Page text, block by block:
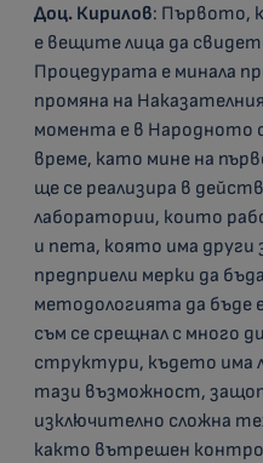
Доц. Кирилов: Първото,
е вещите лица да
Процедурата е минала
промяна на
момента е в Народното
време, като мине на
ще се реализира в
лаборатории, които
и пета, която има други
предприели мерки да
методологията да бъде
съм се срещнал с много
структури, където има
тази възможност,
изключително сложна
както вътрешен